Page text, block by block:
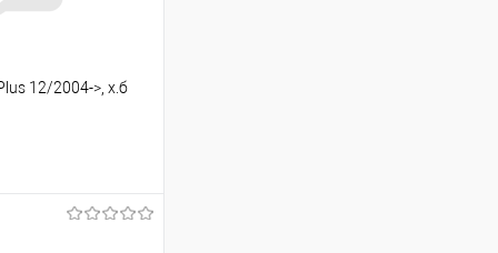
12/2004->, х.б